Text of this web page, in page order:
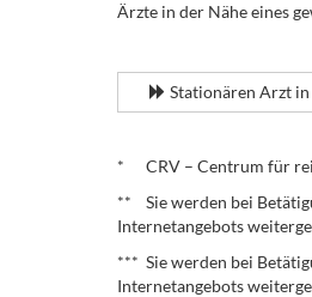
Ärzte in der Nähe eines
Stationären Arzt
* CRV – Centrum für
** Sie werden bei
Internetangebots
*** Sie werden bei
Internetangebots